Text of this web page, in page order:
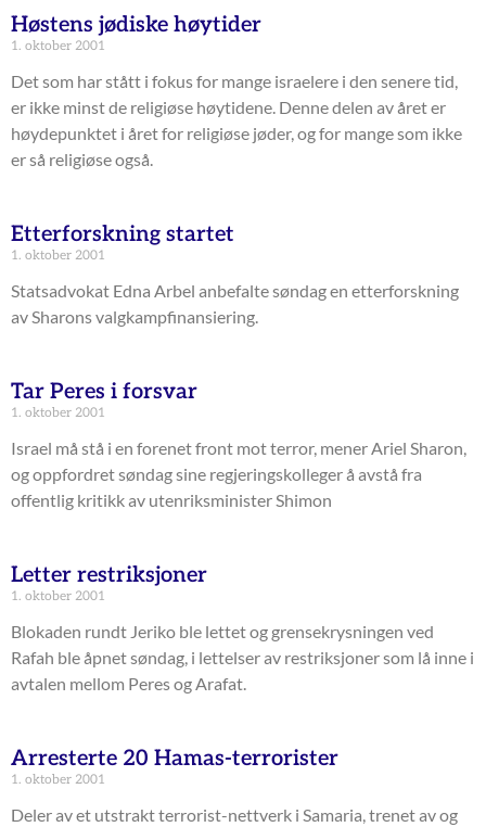
Høstens jødiske høytider
1. oktober 2001
Det som har stått i fokus for mange israelere i den senere tid,
er ikke minst de religiøse høytidene. Denne delen av året er
høydepunktet i året for religiøse jøder, og for mange som ikke
er så religiøse også.
Etterforskning startet
1. oktober 2001
Statsadvokat Edna Arbel anbefalte søndag en etterforskning
av Sharons valgkampfinansiering.
Tar Peres i forsvar
1. oktober 2001
Israel må stå i en forenet front mot terror, mener Ariel Sharon,
og oppfordret søndag sine regjeringskolleger å avstå fra
offentlig kritikk av utenriksminister Shimon
Letter restriksjoner
1. oktober 2001
Blokaden rundt Jeriko ble lettet og grensekrysningen ved
Rafah ble åpnet søndag, i lettelser av restriksjoner som lå inne i
avtalen mellom Peres og Arafat.
Arresterte 20 Hamas-terrorister
1. oktober 2001
Deler av et utstrakt terrorist-nettverk i Samaria, trenet av og